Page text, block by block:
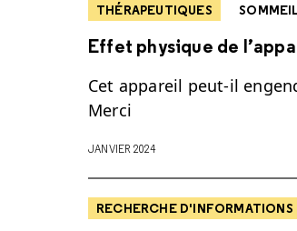
THÉRAPEUTIQUES SOMMEIL
Effet physique de
Cet appareil peut-il
Merci
JANVIER 2024
RECHERCHE D'INFORMATIONS